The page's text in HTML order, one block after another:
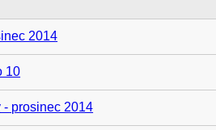
2014
10
prosinec 2014